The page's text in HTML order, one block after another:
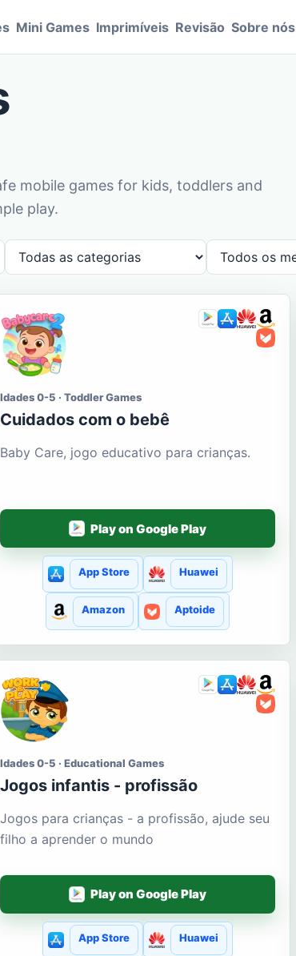
Mini Games Imprimíveis Revisão Sobre nós
mobile games for kids, toddlers and
play.
Idades 0-5 · Toddler Games
Cuidados com o bebê
Baby Care, jogo educativo para crianças.
Play on Google Play
App Store Huawei
Amazon Aptoide
Idades 0-5 · Educational Games
Jogos infantis - profissão
Jogos para crianças - a profissão, ajude seu
filho a aprender o mundo
Play on Google Play
App Store Huawei